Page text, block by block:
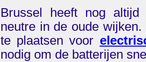
Brussel heeft nog altijd
neutre in de oude
te plaatsen voor
nodig om de batterijen